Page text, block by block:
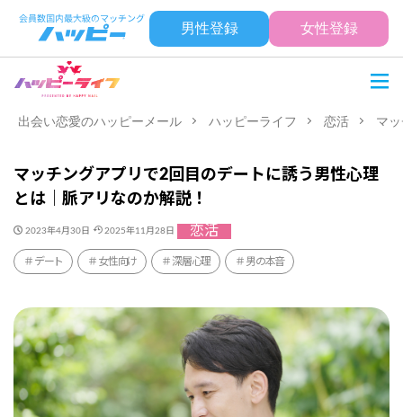
男性登録 女性登録
出会い恋愛のハッピーメール ハッピーライフ 恋活 マ
マッチングアプリで2回目のデートに誘う男性心理
とは｜脈アリなのか解説！
2023年4月30日 2025年11月28日 恋活
デート 女性向け 深層心理 男の本音